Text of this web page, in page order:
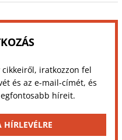
cikkeiről, iratkozzon fel
és az e-mail-címét, és
híreit.